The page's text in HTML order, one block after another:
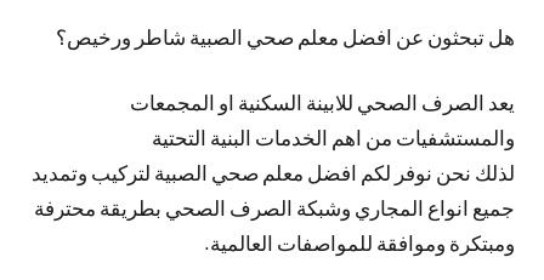
هل تبحثون عن افضل معلم صحي الصبية شاطر ورخيص؟
يعد الصرف الصحي للابينة السكنية او المجمعات
والمستشفيات من اهم الخدمات البنية التحتية
لذلك نحن نوفر لكم افضل معلم صحي الصبية لتركيب وتمديد
جميع انواع المجاري وشبكة الصرف الصحي بطريقة محترفة
ومبتكرة وموافقة للمواصفات العالمية.